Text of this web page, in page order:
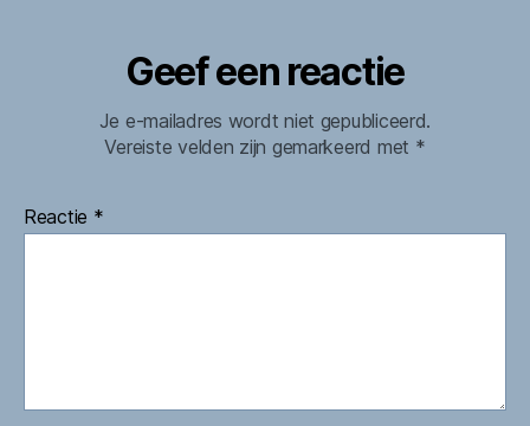
Geef een reactie
Je e-mailadres wordt niet gepubliceerd.
Vereiste velden zijn gemarkeerd met *
Reactie *